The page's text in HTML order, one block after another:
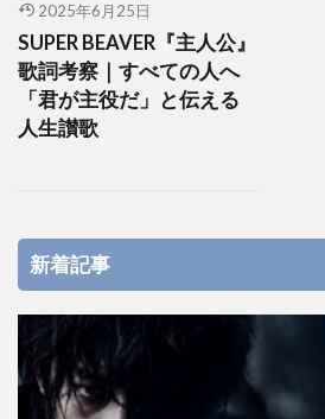
2025年6月25日
SUPER BEAVER『主人公』
歌詞考察｜すべての人へ
「君が主役だ」と伝える
人生讃歌
新着記事